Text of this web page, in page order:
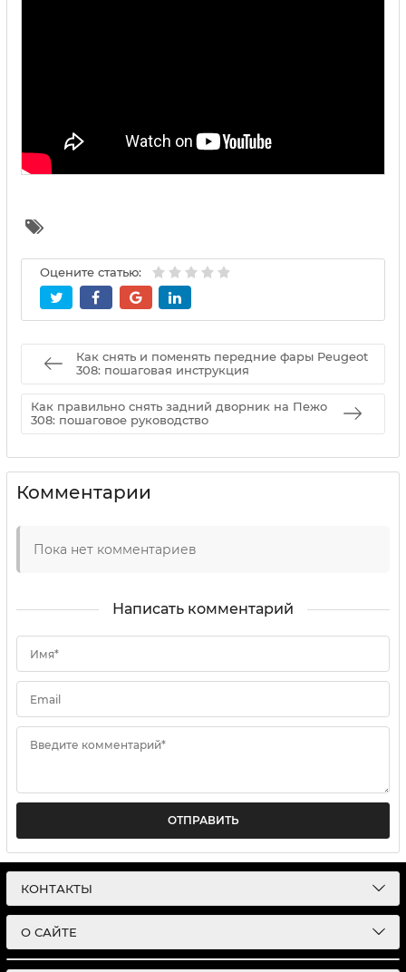
Оцените статью:
Как снять и поменять передние фары Peugeot
308: пошаговая инструкция
Как правильно снять задний дворник на Пежо
308: пошаговое руководство
Комментарии
Пока нет комментариев
Написать комментарий
Имя*
Email
Введите комментарий*
ОТПРАВИТЬ
КОНТАКТЫ
О САЙТЕ